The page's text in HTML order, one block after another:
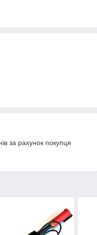
за рахунок покупця